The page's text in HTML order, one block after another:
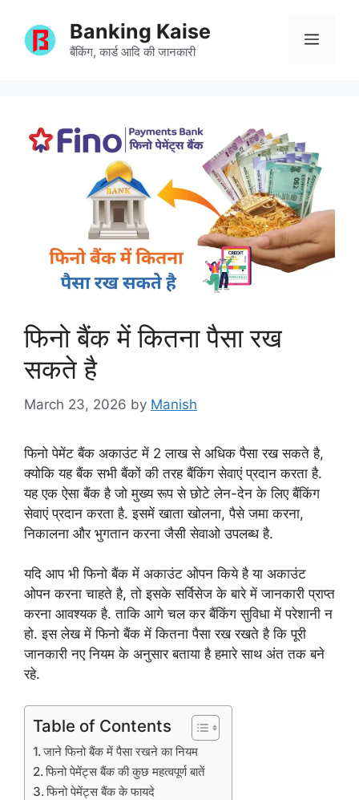
content
Banking Kaise
बैंकिंग, कार्ड आदि की जानकारी
Menu
फिनो बैंक में कितना पैसा रख
सकते है
March 23, 2026 by Manish
फिनो पेमेंट बैंक अकाउंट में 2 लाख से अधिक पैसा रख सकते है,
क्योकि यह बैंक सभी बैंकों की तरह बैंकिंग सेवाएं प्रदान करता है.
यह एक ऐसा बैंक है जो मुख्य रूप से छोटे लेन-देन के लिए बैंकिंग
सेवाएं प्रदान करता है. इसमें खाता खोलना, पैसे जमा करना,
निकालना और भुगतान करना जैसी सेवाओ उपलब्ध है.
यदि आप भी फिनो बैंक में अकाउंट ओपन किये है या अकाउंट
ओपन करना चाहते है, तो इसके सर्विसेज के बारे में जानकारी प्राप्त
करना आवश्यक है. ताकि आगे चल कर बैंकिंग सुविधा में परेशानी न
हो. इस लेख में फिनो बैंक में कितना पैसा रख रखते है कि पूरी
जानकारी नए नियम के अनुसार बताया है हमारे साथ अंत तक बने
रहे.
Table of Contents
जाने फिनो बैंक में पैसा रखने का नियम
फिनो पेमेंट्स बैंक की कुछ महत्वपूर्ण बातें
फिनो पेमेंट्स बैंक के फायदे